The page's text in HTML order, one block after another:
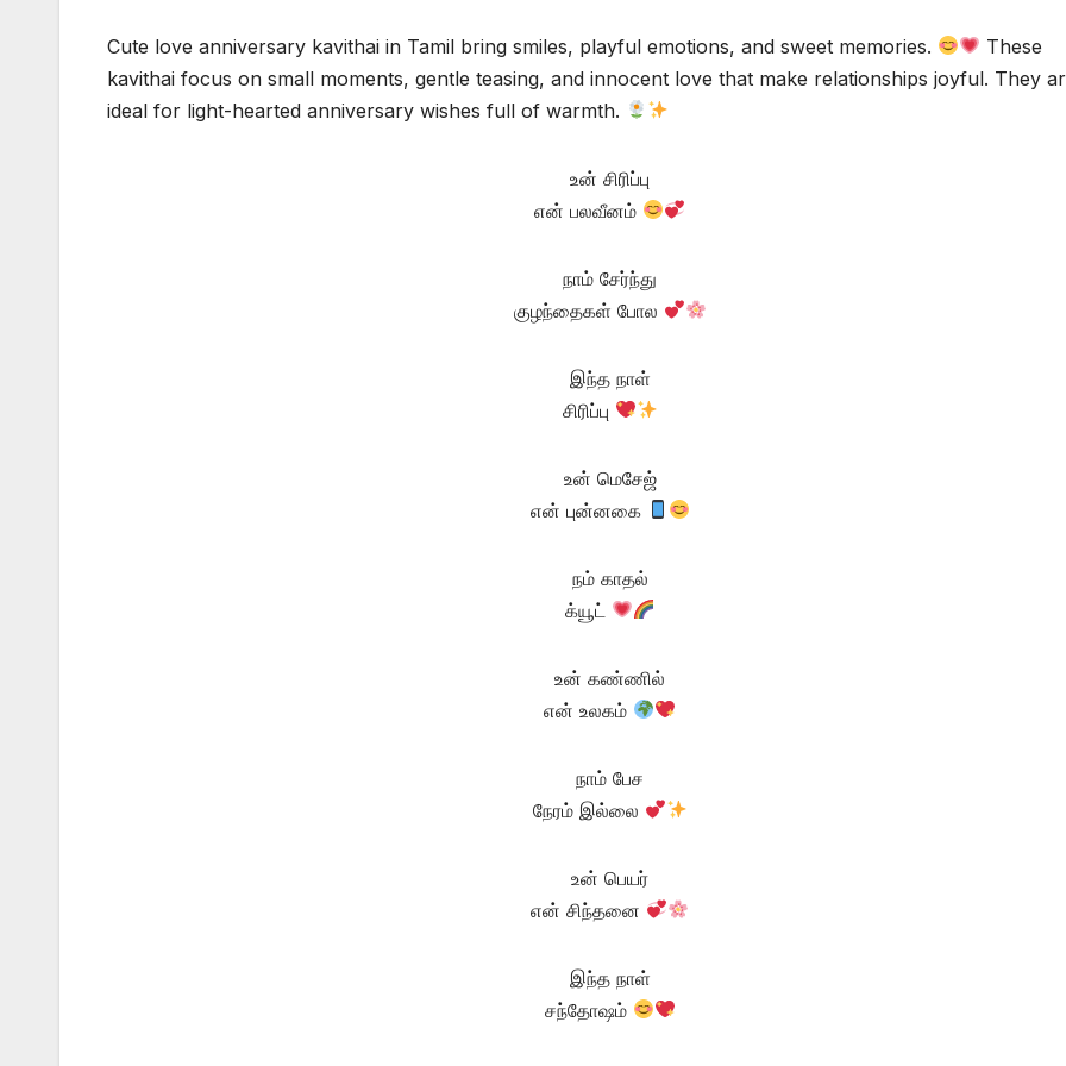
Cute love anniversary kavithai in Tamil bring smiles, playful emotions, and sweet memories.
These
kavithai focus on small moments, gentle teasing, and innocent love that make relationships joyful. They
ideal for light-hearted anniversary wishes full of warmth.
உன் சிரிப்பு
என் பலவீனம்
நாம் சேர்ந்து
குழந்தைகள் போல
இந்த நாள்
சிரிப்பு
உன் மெசேஜ்
என் புன்னகை
நம் காதல்
க்யூட்
உன் கண்ணில்
என் உலகம்
நாம் பேச
நேரம் இல்லை
உன் பெயர்
என் சிந்தனை
இந்த நாள்
சந்தோஷம்